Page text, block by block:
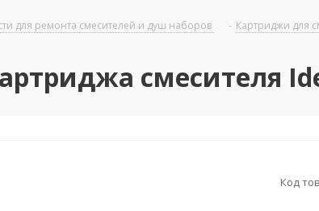
для ремонта смесителей и душ наборов - Картриджи для
смесителя
Код